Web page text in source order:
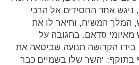
אחד החסידים אל הרבי
המלך המשיח, ותיאר לו את
סדאם. בתגובה על
בידו הקדושה תנועה שביטאה את
בתוקף: "השר שלו בשמיים כבר